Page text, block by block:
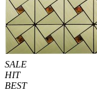
Інші також
SALE
HIT
BEST